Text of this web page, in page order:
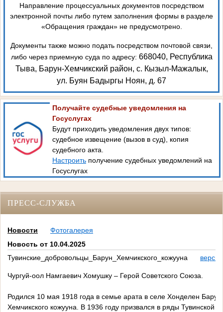
Направление процессуальных документов посредством
электронной почты либо путем заполнения формы в разделе
«Обращения граждан» не предусмотрено.
Документы также можно подать посредством почтовой связи,
либо через приемную суда по адресу: 668040, Республика
Тыва, Барун-Хемчикский район, с. Кызыл-Мажалык,
ул. Буян Бадыргы Ноян, д. 67
Получайте судебные уведомления на
Госуслугах
Будут приходить уведомления двух типов:
судебное извещение (вызов в суд), копия
судебного акта.
Настроить получение судебных уведомлений на
Госуслугах
ПРЕСС-СЛУЖБА
Новости
Фотогалерея
Новость от 10.04.2025
Тувинские_добровольцы_Барун_Хемчикского_кожууна
Чургуй-оол Намгаевич Хомушку – Герой Советского Союза.
Родился 10 мая 1918 года в семье арата в селе Хонделен
Хемчикского кожууна. В 1936 году призвался в ряды Тувинской